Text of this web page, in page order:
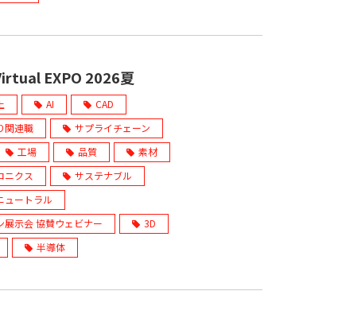
EXPO 2026夏
AI
CAD
関連職
サプライチェーン
工場 品質
素材
ニクス
サステナブル
ュートラル
展示会 協賛ウェビナー
3D
半導体